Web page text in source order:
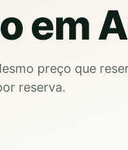
em
preço que
reserva.